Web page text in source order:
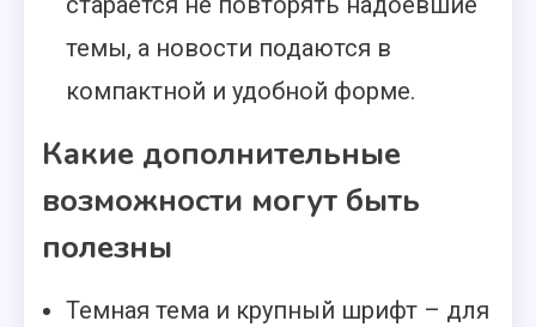
темы, а новости подаются в
компактной и удобной форме.
Какие дополнительные
возможности могут быть
полезны
Темная тема и крупный шрифт – для